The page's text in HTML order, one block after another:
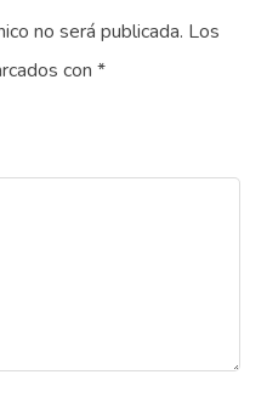
no será publicada. Los
con*